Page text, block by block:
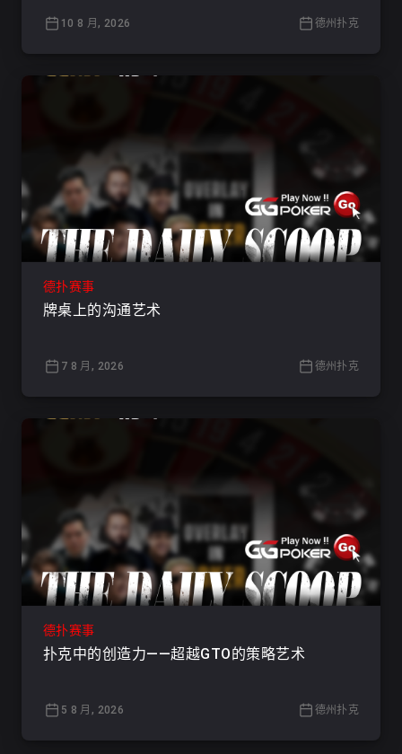
10 8 月, 2026 德州扑克
德扑赛事
牌桌上的沟通艺术
7 8 月, 2026 德州扑克
德扑赛事
扑克中的创造力——超越GTO的策略艺术
5 8 月, 2026 德州扑克